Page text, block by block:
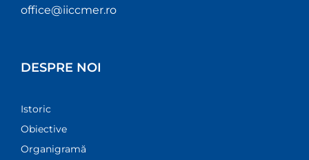
office@iiccmer.ro
DESPRE NOI
Istoric
Obiective
Organigramă